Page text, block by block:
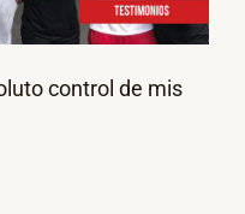
control de mis